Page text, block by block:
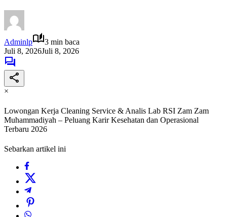
Adminlp
3 min baca
Juli 8, 2026Juli 8, 2026
×
Lowongan Kerja Cleaning Service & Analis Lab RSI Zam Zam
Muhammadiyah – Peluang Karir Kesehatan dan Operasional
Terbaru 2026
Sebarkan artikel ini